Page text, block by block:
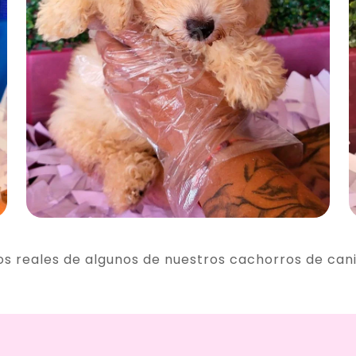
reales de algunos de nuestros cachorros de